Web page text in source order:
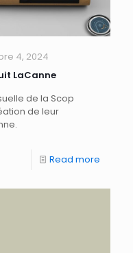
4, 2024
LaCanne
de la Scop
de leur
Read more